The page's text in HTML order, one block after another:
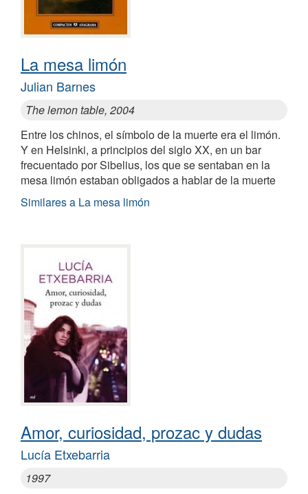
La mesa limón
Julian Barnes
The lemon table, 2004
Entre los chinos, el símbolo de la muerte era el limón.
Y en Helsinki, a principios del siglo XX, en un bar
frecuentado por Sibelius, los que se sentaban en la
mesa limón estaban obligados a hablar de la muerte
Similares a La mesa limón
Amor, curiosidad, prozac y dudas
Lucía Etxebarria
1997